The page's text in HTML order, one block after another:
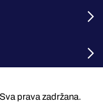
prava zadržana.